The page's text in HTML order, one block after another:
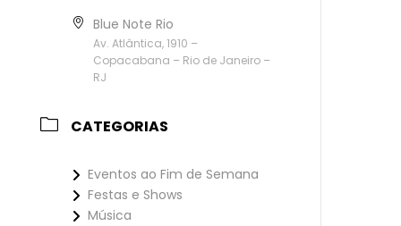
Blue Note Rio
Av. Atlântica, 1910 –
Copacabana – Rio de Janeiro –
RJ
CATEGORIAS
Eventos ao Fim de Semana
Festas e Shows
Música